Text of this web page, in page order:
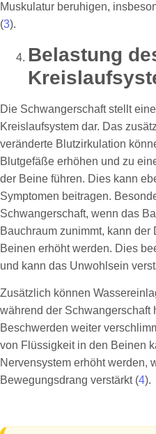
Muskulatur beruhigen,
(3).
Belastung
Die Schwangerschaft stellt
Kreislaufsystem dar. Das
veränderte Blutzirkulation
Blutgefäße erhöhen und zu
der Beine führen. Dies kann
Symptomen beitragen.
Schwangerschaft, wenn das
Bauchraum zunimmt, kann der
Beinen erhöht werden. Dies
und kann das Unwohlsein
Zusätzlich können
während der Schwangerschaft
Beschwerden weiter
von Flüssigkeit in den Beinen
Nervensystem erhöht werden,
Bewegungsdrang verstärkt (4).